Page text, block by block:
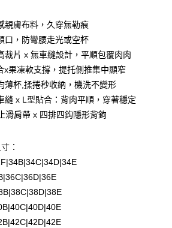
率 每期 NT$330
商業銀行
銀行
彰化商業銀行
商業銀行
兆豐國際商業銀行
企業銀行
台中商業銀行
灣）商業銀行
華泰商業銀行
銀行
遠東國際商業銀行
業銀行
信用卡公司
滿NT$1,500(含以上)免運費
親膚布料，久穿無勒痕
口，防彎腰走光或空杯
裁片 x 無車縫設計，平順包覆肉肉
x果凍軟支撐，提托側推集中顯窄
薄杯,揉捲秒收納，機洗不變形
縫 x L型貼合：背肉平順，穿著穩定
滑肩帶 x 四排四鈎隱形背鉤
：